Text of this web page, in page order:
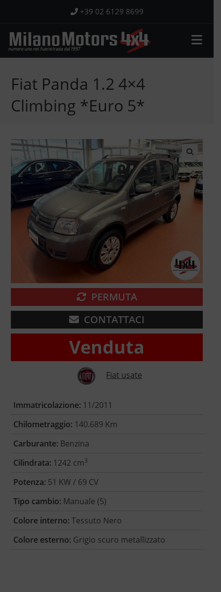
contenuto
+39 02 6129 8699
Fiat Panda 1.2 4×4
Climbing *Euro 5*
🔍
PERMUTA
CONTATTACI
Venduta
Fiat usate
Immatricolazione: 11/2011
Chilometraggio: 140.689 Km
Carburante: Benzina
Cilindrata: 1242 cm3
Potenza: 51 KW / 69 CV
Tipo cambio: Manuale (5)
Colore interno: Tessuto Nero
Colore esterno: Grigio scuro metallizzato